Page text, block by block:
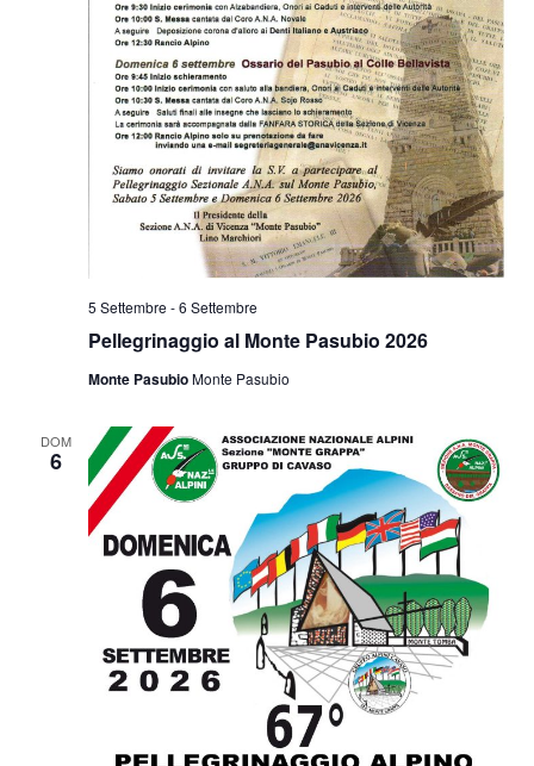
Pellegrinaggio al Monte Pasubio 2026
5 Settembre -6 Settembre
Monte PasubioMonte Pasubio
DOM
6